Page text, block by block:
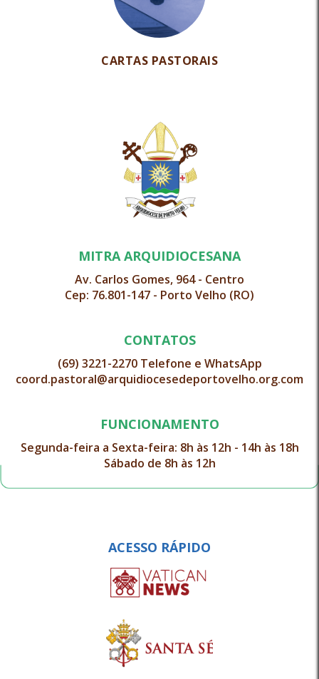
CARTAS PASTORAIS
MITRA ARQUIDIOCESANA
Av. Carlos Gomes, 964 - Centro
Cep: 76.801-147 - Porto Velho (RO)
CONTATOS
(69) 3221-2270 Telefone e WhatsApp
coord.pastoral@arquidiocesedeportovelho.org.com
FUNCIONAMENTO
Segunda-feira a Sexta-feira: 8h às 12h - 14h às 18h
Sábado de 8h às 12h
ACESSO RÁPIDO